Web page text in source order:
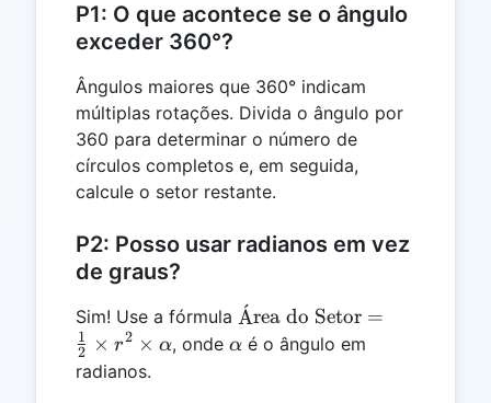
P1: O que acontece se o ângulo
exceder 360°?
Ângulos maiores que 360° indicam
múltiplas rotações. Divida o ângulo por
360 para determinar o número de
círculos completos e, em seguida,
calcule o setor restante.
P2: Posso usar radianos em vez
de graus?
Sim! Use a fórmula \text{Área
do Setor}
A
ˊrea do Setor =
2
1 × r2 × α, onde\alpha
α é o ângulo em
radianos.